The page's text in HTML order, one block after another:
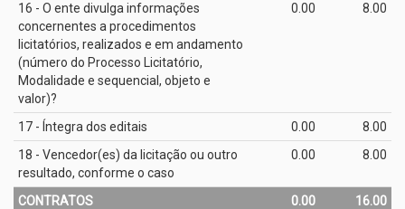
16 - O ente divulga informações
concernentes a procedimentos
licitatórios, realizados e em andamento
(número do Processo Licitatório,
Modalidade e sequencial, objeto e
valor)?
0.00 8.00
17 - Íntegra dos editais 0.00
8.00
18 - Vencedor(es) da licitação ou outro
resultado, conforme o caso
0.00 8.00
CONTRATOS 0.00
16.00